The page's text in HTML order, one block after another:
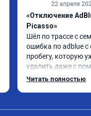
22 апреля
«Отключение
Picasso»
Шёл по трассе с
ошибка по adblue с
пробегу, которую
удалить даже с
пошли навстречу,
Читать полностью